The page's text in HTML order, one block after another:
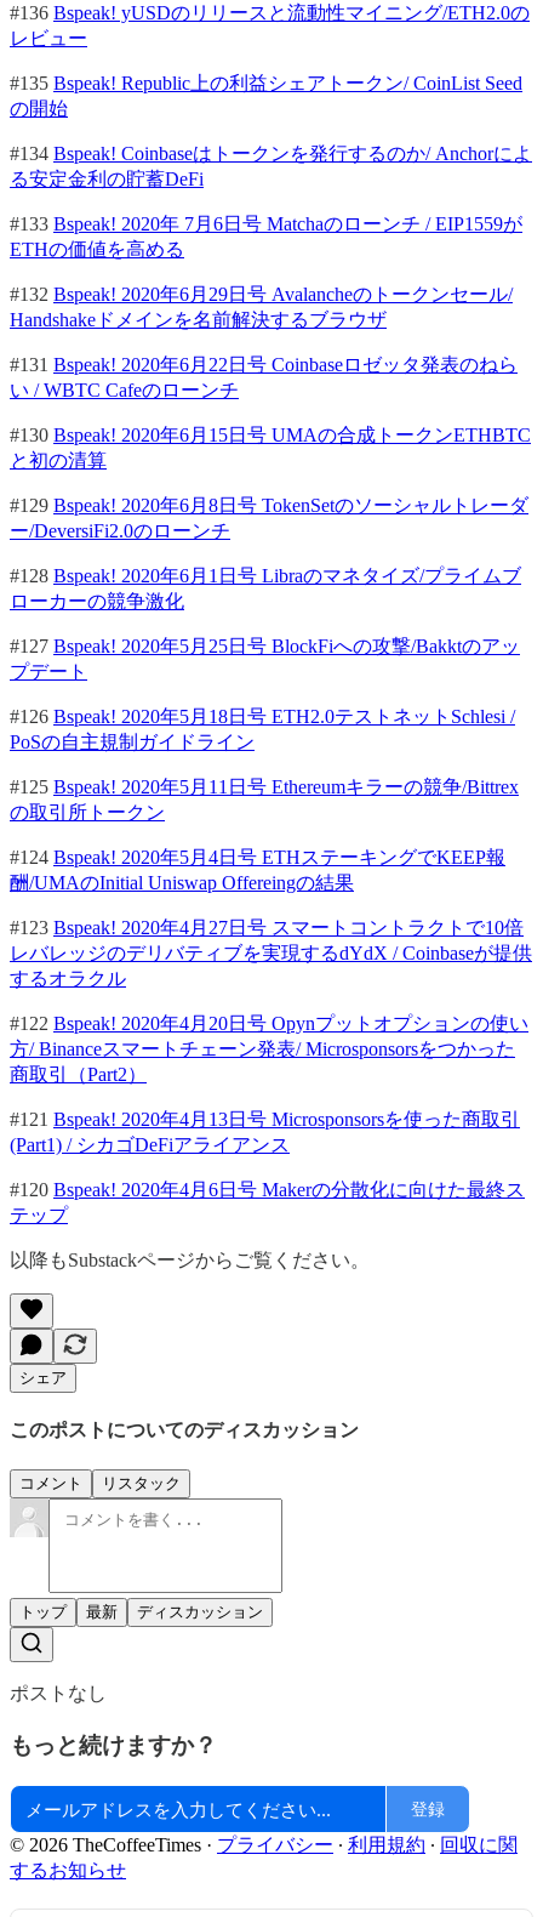
#136 Bspeak! yUSDのリリースと流動性マイニング/ETH2.0の
レビュー
#135 Bspeak! Republic上の利益シェアトークン/ CoinList Seed
の開始
#134 Bspeak! Coinbaseはトークンを発行するのか/ Anchorによ
る安定金利の貯蓄DeFi
#133 Bspeak! 2020年 7月6日号 Matchaのローンチ / EIP1559が
ETHの価値を高める
#132 Bspeak! 2020年6月29日号 Avalancheのトークンセール/
Handshakeドメインを名前解決するブラウザ
#131 Bspeak! 2020年6月22日号 Coinbaseロゼッタ発表のねら
い / WBTC Cafeのローンチ
#130 Bspeak! 2020年6月15日号 UMAの合成トークンETHBTC
と初の清算
#129 Bspeak! 2020年6月8日号 TokenSetのソーシャルトレーダ
ー/DeversiFi2.0のローンチ
#128 Bspeak! 2020年6月1日号 Libraのマネタイズ/プライムブ
ローカーの競争激化
#127 Bspeak! 2020年5月25日号 BlockFiへの攻撃/Bakktのアッ
プデート
#126 Bspeak! 2020年5月18日号 ETH2.0テストネットSchlesi /
PoSの自主規制ガイドライン
#125 Bspeak! 2020年5月11日号 Ethereumキラーの競争/Bittrex
の取引所トークン
#124 Bspeak! 2020年5月4日号 ETHステーキングでKEEP報
酬/UMAのInitial Uniswap Offereingの結果
#123 Bspeak! 2020年4月27日号 スマートコントラクトで10倍
レバレッジのデリバティブを実現するdYdX / Coinbaseが提供
するオラクル
#122 Bspeak! 2020年4月20日号 Opynプットオプションの使い
方/ Binanceスマートチェーン発表/ Microsponsorsをつかった
商取引（Part2）
#121 Bspeak! 2020年4月13日号 Microsponsorsを使った商取引
(Part1) / シカゴDeFiアライアンス
#120 Bspeak! 2020年4月6日号 Makerの分散化に向けた最終ス
テップ
以降もSubstackページからご覧ください。
シェア
このポストについてのディスカッション
コメント リスタック
トップ 最新 ディスカッション
ポストなし
もっと続けますか？
登録
© 2026 TheCoffeeTimes · プライバシー ∙ 利用規約 ∙ 回収に関
するお知らせ